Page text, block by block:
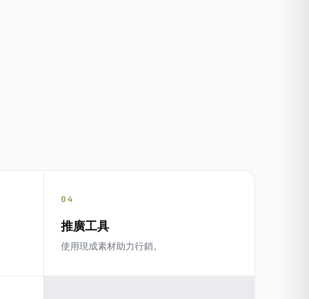
04
推廣工具
使用現成素材助力行銷。